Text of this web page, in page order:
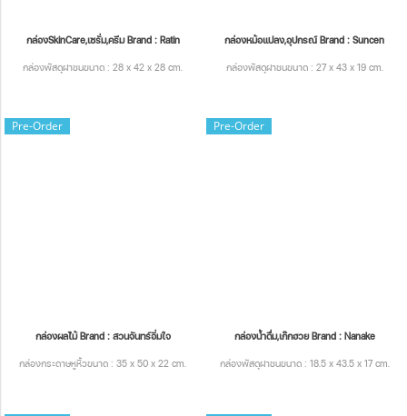
กล่องSkinCare,เซรั่ม,ครีม Brand : Ratin
กล่องพัสดุฝาชนขนาด : 28 x 42 x 28 cm.
กล่องหม้อแปลง,อุปกรณ์ Brand : Suncen
กล่องพัสดุฝาชนขนาด : 27 x 43 x 19 cm.
Pre-Order
กล่องผลไม้ Brand : สวนจันทร์อิ่มใจ
กล่องกระดาษหูหิ้วขนาด : 35 x 50 x 22 cm.
Pre-Order
กล่องน้ำดื่ม,เก๊กฮวย Brand : Nanake
กล่องพัสดุฝาชนขนาด : 18.5 x 43.5 x 17 cm.